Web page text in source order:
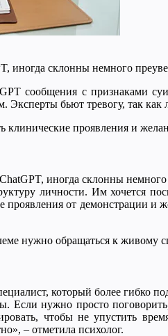
иногда склонны немного
сообщения с признаками
Эксперты бьют тревогу, так
проявления и
иногда склонны
личности. Им хочется
от демонстрации и
нужно обращаться к живому
который более гибко
Если нужно просто
чтобы не упустить
– отметила психолог.